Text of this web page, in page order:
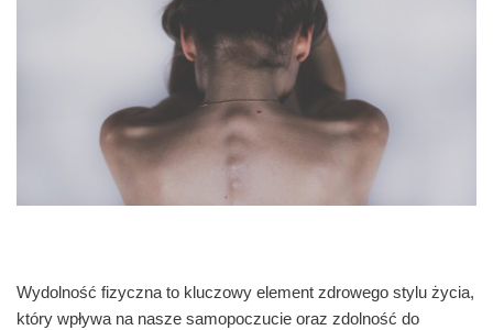
Wydolność fizyczna to kluczowy element zdrowego stylu życia,
który wpływa na nasze samopoczucie oraz zdolność do